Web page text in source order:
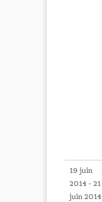
19 juin
2014 - 21
juin 2014